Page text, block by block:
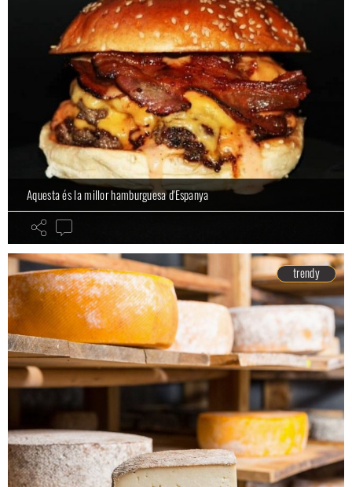
Aquesta és la millor hamburguesa d'Espanya
trendy